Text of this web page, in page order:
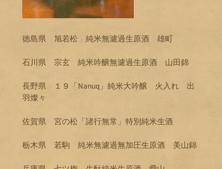
徳島県 旭若松 純米無濾過生原酒 雄町
石川県 宗玄 純米吟醸無濾過生原酒 山田錦
長野県 １９「Nanuq」純米大吟醸 火入れ 出
羽燦々
佐賀県 宮の松「諸行無常」特別純米生酒
栃木県 若駒 純米無濾過無加圧生原酒 美山錦